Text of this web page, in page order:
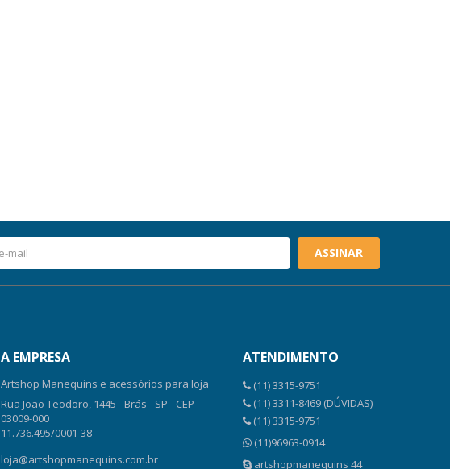
ASSINAR
A EMPRESA
Artshop Manequins e acessórios para loja
Rua João Teodoro, 1445 - Brás - SP - CEP
03009-000
11.736.495/0001-38
loja@artshopmanequins.com.br
ATENDIMENTO
(11) 3315-9751
(11) 3311-8469 (DÚVIDAS)
(11) 3315-9751
(11)96963-0914
artshopmanequins 44